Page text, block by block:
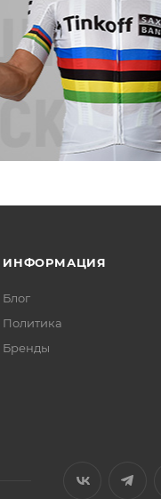
ИНФОРМАЦИЯ
Блог
Политика
Бренды